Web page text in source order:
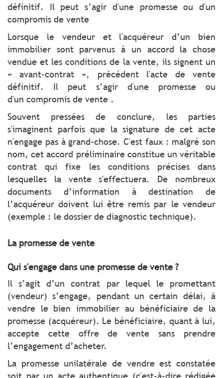
définitif. Il peut s’agir d'une promesse ou d'un
compromis de vente
Lorsque le vendeur et l'acquéreur d’un bien
immobilier sont parvenus à un accord la chose
vendue et les conditions de la vente, ils signent un
« avant-contrat », précédent l'acte de vente
définitif. Il peut s’agir d'une promesse ou
d'un compromis de vente .
Souvent pressées de conclure, les parties
s'imaginent parfois que la signature de cet acte
n'engage pas à grand-chose. C'est faux : malgré son
nom, cet accord préliminaire constitue un véritable
contrat qui fixe les conditions précises dans
lesquelles la vente s'effectuera. De nombreux
documents d’information à destination de
l’acquéreur doivent lui être remis par le vendeur
(exemple : le dossier de diagnostic technique).
La promesse de vente
Qui s'engage dans une promesse de vente ?
Il s’agit d’un contrat par lequel le promettant
(vendeur) s’engage, pendant un certain délai, à
vendre le bien immobilier au bénéficiaire de la
promesse (acquéreur). Le bénéficiaire, quant à lui,
accepte cette offre de vente sans prendre
l’engagement d’acheter.
La promesse unilatérale de vendre est constatée
soit par un acte authentique (c'est-à-dire rédigée